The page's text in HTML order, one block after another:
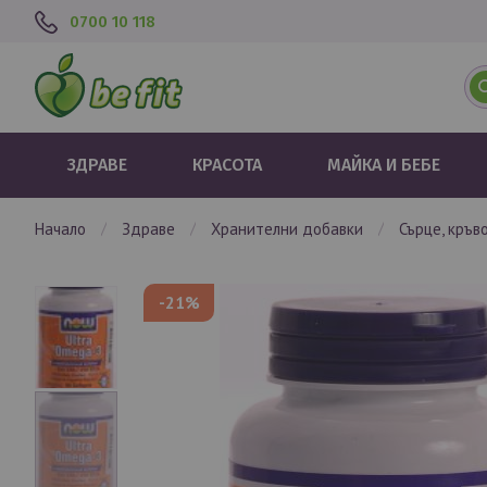
0700 10 118
ЗДРАВЕ КРАСОТА МАЙКА И БЕБЕ
начало здраве хранителни добавки сърце,
Преминете
към
края
галерията
изображенията
-21%